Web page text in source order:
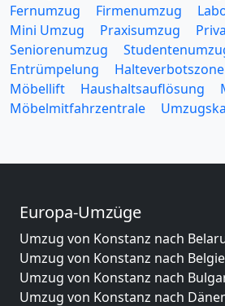
Fernumzug
Firmenumzug
Mini Umzug
Praxisumzug
Seniorenumzug
Entrümpelung
Halteverbotszone
Möbellift
Haushaltsauflösung
Möbelmitfahrzentrale
Europa-Umzüge
Umzug von Konstanz nach
Umzug von Konstanz nach
Umzug von Konstanz nach
Umzug von Konstanz nach